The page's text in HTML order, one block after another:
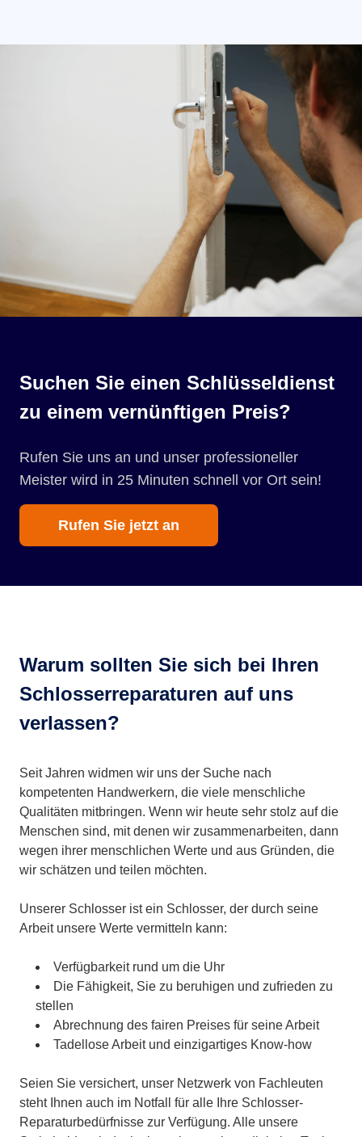
Suchen Sie einen Schlüsseldienst
zu einem vernünftigen Preis?
Rufen Sie uns an und unser professioneller
Meister wird in 25 Minuten schnell vor Ort sein!
Rufen Sie jetzt an
Warum sollten Sie sich bei Ihren
Schlosserreparaturen auf uns
verlassen?
Seit Jahren widmen wir uns der Suche nach
kompetenten Handwerkern, die viele menschliche
Qualitäten mitbringen. Wenn wir heute sehr stolz auf die
Menschen sind, mit denen wir zusammenarbeiten, dann
wegen ihrer menschlichen Werte und aus Gründen, die
wir schätzen und teilen möchten.
Unserer Schlosser ist ein Schlosser, der durch seine
Arbeit unsere Werte vermitteln kann:
Verfügbarkeit rund um die Uhr
Die Fähigkeit, Sie zu beruhigen und zufrieden zu
stellen
Abrechnung des fairen Preises für seine Arbeit
Tadellose Arbeit und einzigartiges Know-how
Seien Sie versichert, unser Netzwerk von Fachleuten
steht Ihnen auch im Notfall für alle Ihre Schlosser-
Reparaturbedürfnisse zur Verfügung. Alle unsere